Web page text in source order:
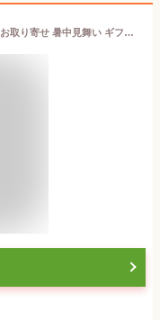
嵯峨野若竹水ようかん10本 和菓子 高級 お取り寄せ 暑中見舞い ギフト お菓子 ランキング 銘菓 プレゼント 贈答 お土産 手土産 贈り物 京都 残暑見舞い 御中元